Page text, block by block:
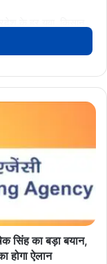
विश्वास जताया
आने वाले समय में
का बड़ा बयान,
होगा ऐलान